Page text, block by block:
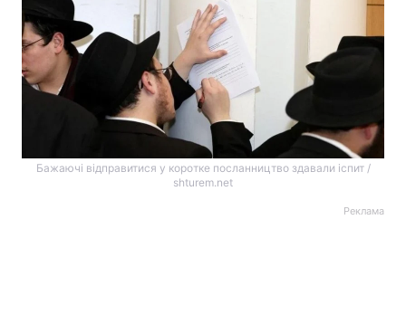
Бажаючі відправитися у коротке посланництво здавали іспит /
shturem.net
Реклама